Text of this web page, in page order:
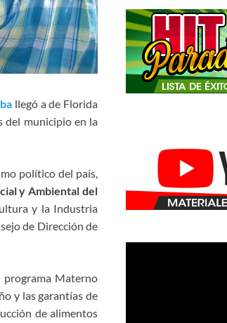
llegó a de Florida
del municipio en la
político del país,
y Ambiental del
y la Industria
de Dirección de
programa Materno
y las garantías de
de alimentos